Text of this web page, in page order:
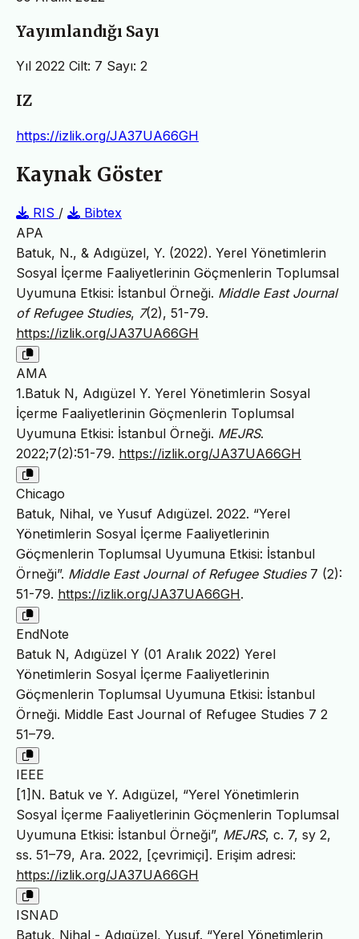
Yayımlandığı Sayı
Yıl 2022 Cilt: 7 Sayı: 2
IZ
https://izlik.org/JA37UA66GH
Kaynak Göster
RIS /
Bibtex
APA
Batuk, N., & Adıgüzel, Y. (2022). Yerel Yönetimlerin
Sosyal İçerme Faaliyetlerinin Göçmenlerin Toplumsal
Uyumuna Etkisi: İstanbul Örneği. Middle East Journal
of Refugee Studies, 7(2), 51-79.
https://izlik.org/JA37UA66GH
AMA
1.Batuk N, Adıgüzel Y. Yerel Yönetimlerin Sosyal
İçerme Faaliyetlerinin Göçmenlerin Toplumsal
Uyumuna Etkisi: İstanbul Örneği. MEJRS.
2022;7(2):51-79. https://izlik.org/JA37UA66GH
Chicago
Batuk, Nihal, ve Yusuf Adıgüzel. 2022. “Yerel
Yönetimlerin Sosyal İçerme Faaliyetlerinin
Göçmenlerin Toplumsal Uyumuna Etkisi: İstanbul
Örneği”. Middle East Journal of Refugee Studies7 (2):
51-79. https://izlik.org/JA37UA66GH.
EndNote
Batuk N, Adıgüzel Y (01 Aralık 2022) Yerel
Yönetimlerin Sosyal İçerme Faaliyetlerinin
Göçmenlerin Toplumsal Uyumuna Etkisi: İstanbul
Örneği. Middle East Journal of Refugee Studies 7 2
51–79.
IEEE
[1]N. Batuk ve Y. Adıgüzel, “Yerel Yönetimlerin
Sosyal İçerme Faaliyetlerinin Göçmenlerin Toplumsal
Uyumuna Etkisi: İstanbul Örneği”, MEJRS, c. 7, sy 2,
ss. 51–79, Ara. 2022, [çevrimiçi]. Erişim adresi:
https://izlik.org/JA37UA66GH
ISNAD
Batuk, Nihal - Adıgüzel, Yusuf. “Yerel Yönetimlerin